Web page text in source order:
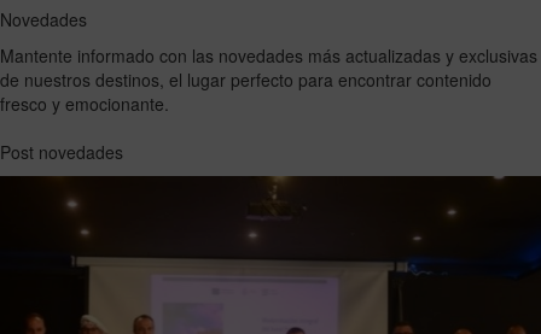
Novedades
Mantente informado con las novedades más actualizadas y exclusivas
de nuestros destinos, el lugar perfecto para encontrar contenido
fresco y emocionante.
Post novedades